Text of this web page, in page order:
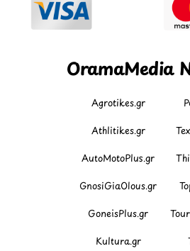
OramaMedia
Agrotikes.gr
Athlitikes.gr
AutoMotoPlus.gr
GnosiGiaOlous.gr
GoneisPlus.gr
Kultura.gr